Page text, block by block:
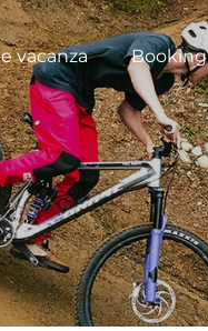
vacanza Booking